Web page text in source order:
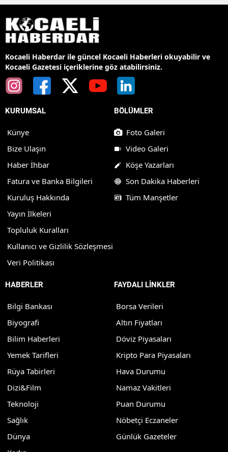
Kocaeli Haberdar ile güncel Kocaeli Haberleri okuyabilir ve
Kocaeli Gazetesi içeriklerine göz atabilirsiniz.
KURUMSAL
Künye
Bize Ulaşın
Haber İhbar
Fatura ve Banka Bilgileri
Kuruluş Hakkında
Yayın İlkeleri
Topluluk Kuralları
Kullanıcı ve Gizlilik Sözleşmesi
Veri Politikası
BÖLÜMLER
Foto Galeri
Video Galeri
Köşe Yazarları
Son Dakika Haberleri
Tüm Manşetler
HABERLER
Bilgi Bankası
Biyografi
Bilim Haberleri
Yemek Tarifleri
Rüya Tabirleri
Dizi&Film
Teknoloji
Sağlık
Dünya
FAYDALI LİNKLER
Borsa Verileri
Altın Fiyatları
Döviz Piyasaları
Kripto Para Piyasaları
Hava Durumu
Namaz Vakitleri
Puan Durumu
Nöbetçi Eczaneler
Günlük Gazeteler